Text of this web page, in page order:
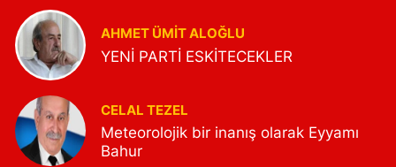
AHMET ÜMIT ALOĞLU
YENİ PARTİ ESKİTECEKLER
CELAL TEZEL
Meteorolojik bir inanış olarak Eyyamı
Bahur